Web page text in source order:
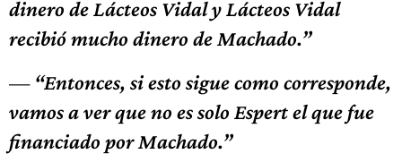
dinero de Lácteos Vidal y Lácteos Vidal
recibió mucho dinero de Machado.”
— “Entonces, si esto sigue como corresponde,
vamos a ver que no es solo Espert el que fue
financiado por Machado.”